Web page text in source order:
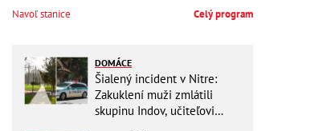
Navoľ stanice Celý program
DOMÁCE
Šialený incident v Nitre:
Zakuklení muži zmlátili
skupinu Indov, učiteľovi